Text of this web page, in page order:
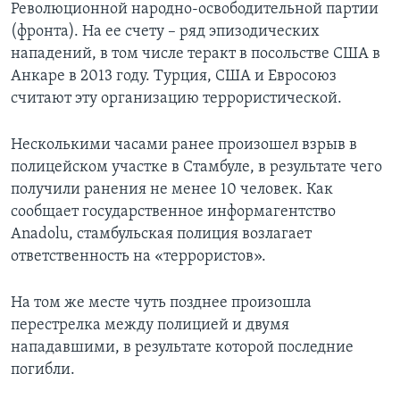
Революционной народно-освободительной партии
(фронта). На ее счету – ряд эпизодических
нападений, в том числе теракт в посольстве США в
Анкаре в 2013 году. Турция, США и Евросоюз
считают эту организацию террористической.
Несколькими часами ранее произошел взрыв в
полицейском участке в Стамбуле, в результате чего
получили ранения не менее 10 человек. Как
сообщает государственное информагентство
Anadolu, стамбульская полиция возлагает
ответственность на «террористов».
На том же месте чуть позднее произошла
перестрелка между полицией и двумя
нападавшими, в результате которой последние
погибли.